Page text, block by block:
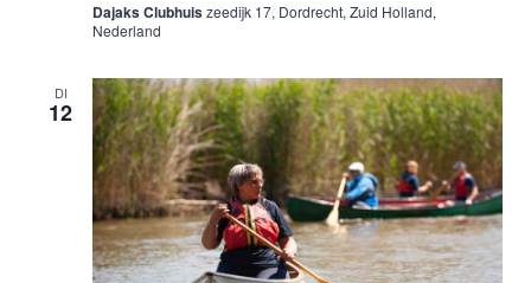
Dajaks Clubhuiszeedijk 17, Dordrecht, Zuid Holland,
Nederland
DI
12